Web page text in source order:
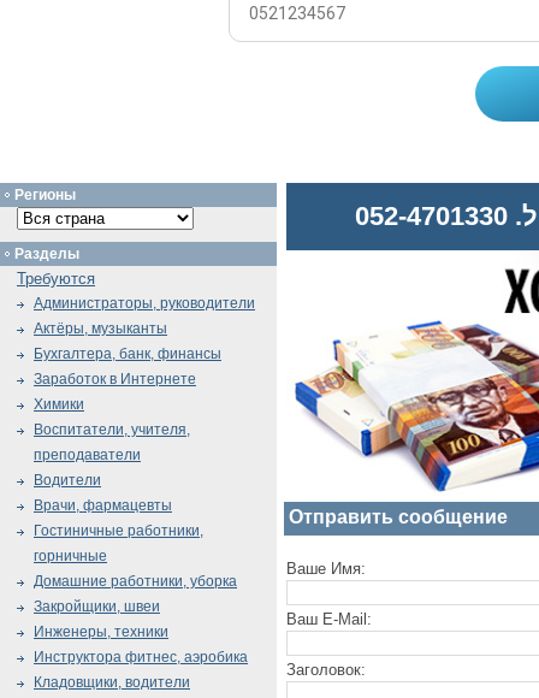
Отправить сообщение
Ваше Имя:
Ваш E-Mail:
Заголовок:
Регионы
Разделы
Требуются
Администраторы, руководители
Актёры, музыканты
Бухгалтера, банк, финансы
Заработок в Интернете
Химики
Воспитатели, учителя,
преподаватели
Водители
Врачи, фармацевты
Гостиничные работники,
горничные
Домашние работники, уборка
Закройщики, швеи
Инженеры, техники
Инструктора фитнес, аэробика
Кладовщики, водители